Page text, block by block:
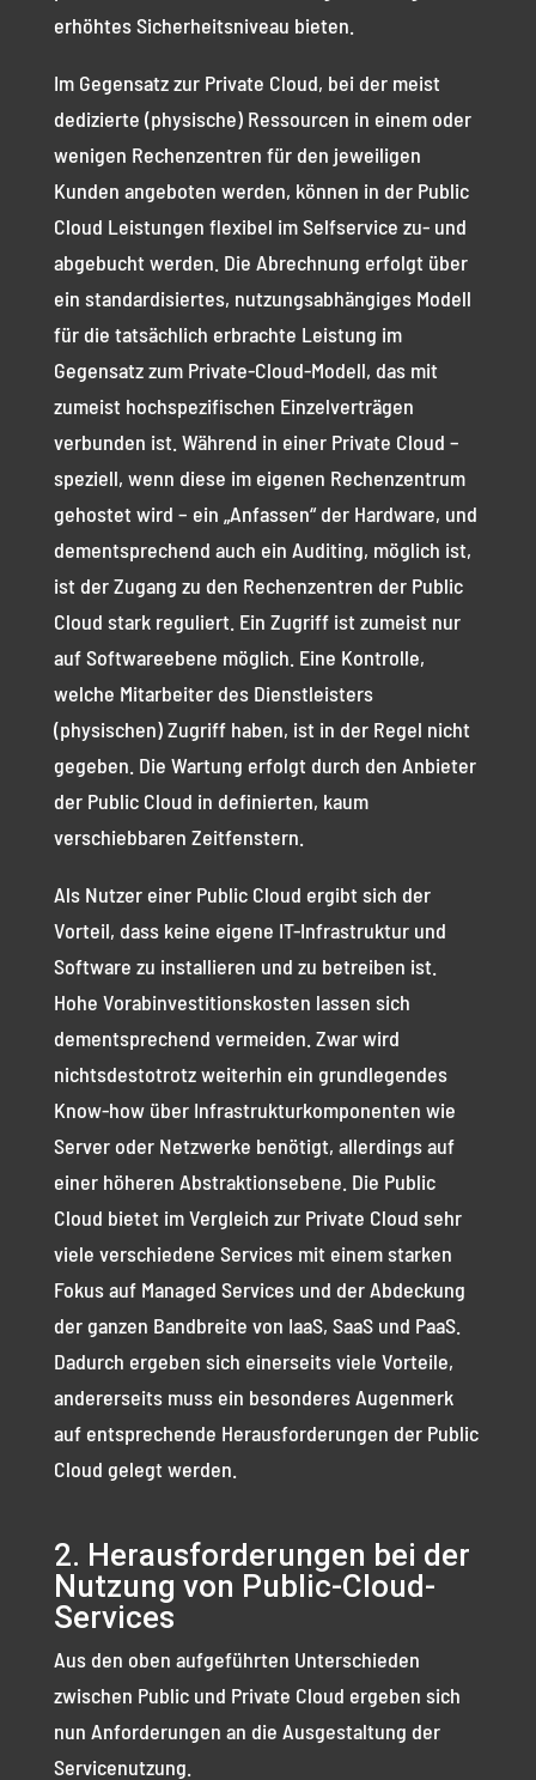
erhöhtes Sicherheitsniveau bieten.
Im Gegensatz zur Private Cloud, bei der meist
dedizierte (physische) Ressourcen in einem oder
wenigen Rechenzentren für den jeweiligen
Kunden angeboten werden, können in der Public
Cloud Leistungen flexibel im Selfservice zu- und
abgebucht werden. Die Abrechnung erfolgt über
ein standardisiertes, nutzungsabhängiges Modell
für die tatsächlich erbrachte Leistung im
Gegensatz zum Private-Cloud-Modell, das mit
zumeist hochspezifischen Einzelverträgen
verbunden ist. Während in einer Private Cloud –
speziell, wenn diese im eigenen Rechenzentrum
gehostet wird – ein „Anfassen“ der Hardware, und
dementsprechend auch ein Auditing, möglich ist,
ist der Zugang zu den Rechenzentren der Public
Cloud stark reguliert. Ein Zugriff ist zumeist nur
auf Softwareebene möglich. Eine Kontrolle,
welche Mitarbeiter des Dienstleisters
(physischen) Zugriff haben, ist in der Regel nicht
gegeben. Die Wartung erfolgt durch den Anbieter
der Public Cloud in definierten, kaum
verschiebbaren Zeitfenstern.
Als Nutzer einer Public Cloud ergibt sich der
Vorteil, dass keine eigene IT-Infrastruktur und
Software zu installieren und zu betreiben ist.
Hohe Vorabinvestitionskosten lassen sich
dementsprechend vermeiden. Zwar wird
nichtsdestotrotz weiterhin ein grundlegendes
Know-how über Infrastrukturkomponenten wie
Server oder Netzwerke benötigt, allerdings auf
einer höheren Abstraktionsebene. Die Public
Cloud bietet im Vergleich zur Private Cloud sehr
viele verschiedene Services mit einem starken
Fokus auf Managed Services und der Abdeckung
der ganzen Bandbreite von IaaS, SaaS und PaaS.
Dadurch ergeben sich einerseits viele Vorteile,
andererseits muss ein besonderes Augenmerk
auf entsprechende Herausforderungen der Public
Cloud gelegt werden.
2. Herausforderungen bei der
Nutzung von Public-Cloud-
Services
Aus den oben aufgeführten Unterschieden
zwischen Public und Private Cloud ergeben sich
nun Anforderungen an die Ausgestaltung der
Servicenutzung.